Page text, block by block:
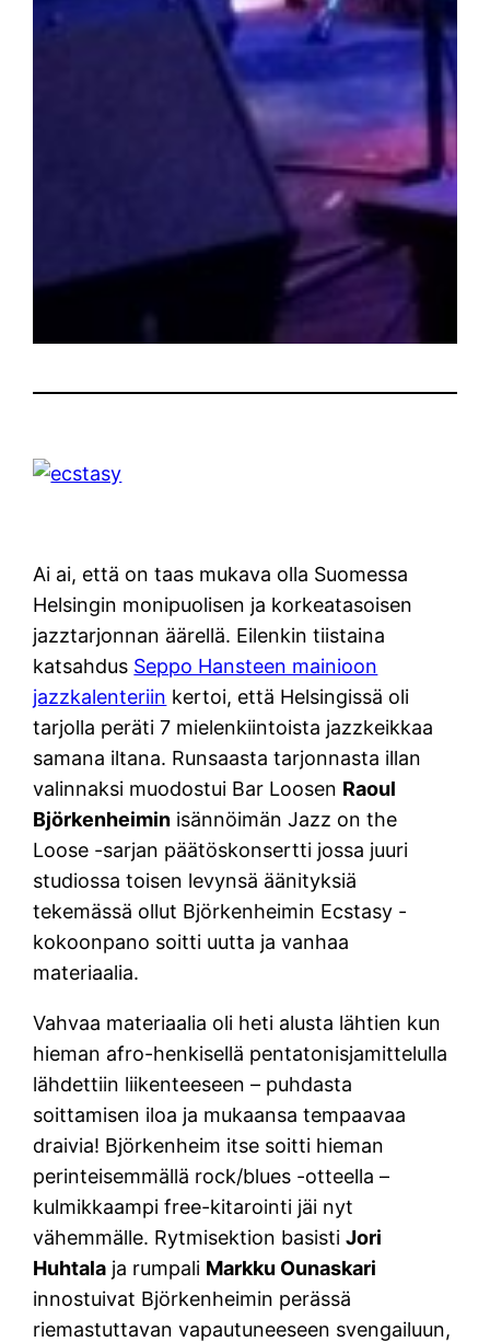
Ai ai, että on taas mukava olla Suomessa
Helsingin monipuolisen ja korkeatasoisen
jazztarjonnan äärellä. Eilenkin tiistaina
katsahdus Seppo Hansteen mainioon
jazzkalenteriin kertoi, että Helsingissä oli
tarjolla peräti 7 mielenkiintoista jazzkeikkaa
samana iltana. Runsaasta tarjonnasta illan
valinnaksi muodostui Bar Loosen Raoul
Björkenheimin isännöimän Jazz on the
Loose -sarjan päätöskonsertti jossa juuri
studiossa toisen levynsä äänityksiä
tekemässä ollut Björkenheimin Ecstasy -
kokoonpano soitti uutta ja vanhaa
materiaalia.
Vahvaa materiaalia oli heti alusta lähtien kun
hieman afro-henkisellä pentatonisjamittelulla
lähdettiin liikenteeseen – puhdasta
soittamisen iloa ja mukaansa tempaavaa
draivia! Björkenheim itse soitti hieman
perinteisemmällä rock/blues -otteella –
kulmikkaampi free-kitarointi jäi nyt
vähemmälle. Rytmisektion basistiJori
Huhtala ja rumpali Markku Ounaskari
innostuivat Björkenheimin perässä
riemastuttavan vapautuneeseen svengailuun,